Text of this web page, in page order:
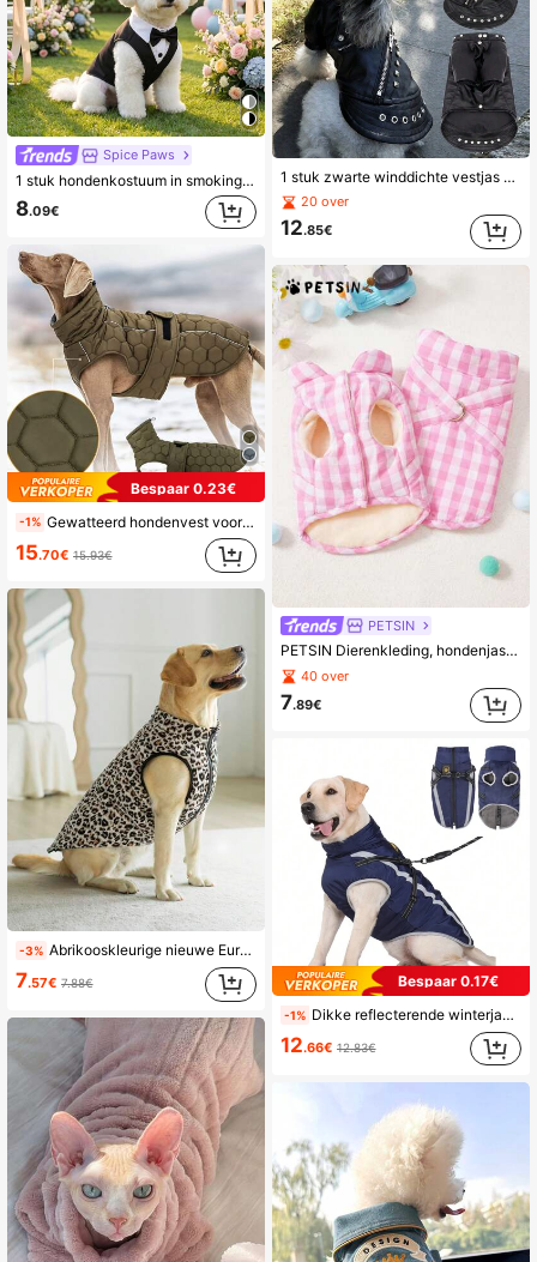
Spice Paws
1 stuk hondenkostuum in smokingstijl, herenmode met mouwen, strikdecoratie, niet-rekbare stof, kies een maat groter, geschikt voor kleine/middelgrote honden en katten, voor bruiloften en tuinfeesten van huisdieren, topkeuze als cadeau voor bruiloften van huisdieren
8.09€
Bespaar 0.23€
-1% Gewatteerd hondenvest voor middelgrote tot grote honden, dikke gewatteerde warme hondenjas voor herfst/winter, reflecterende, verstelbare windjack voor honden
15.70€ 15.93€
-3% Abrikooskleurige nieuwe Europese en Amerikaanse luipaardprint op waterbasis bedrukte stof met rits op de buik Huisdier gewatteerde jas/jack voor honden
7.57€ 7.88€
1 stuk zwarte winddichte vestjas voor kat en hond voor chihuahua teddybeer
20 over
12.85€
PETSIN
PETSIN Dierenkleding, hondenjas, vest, katoenen kleding voor herfst en winter, kleding voor kleine dieren, casual vestaccessoires voor binnenkatten, kattenbenodigdheden, kerstbenodigdheden voor huisdieren en Halloweenkostuums, hondenkostuums, puppybenodigdheden en hondenspullen, katten- en kattenkostuums, Halloweenkostuums.
40 over
7.89€
Bespaar 0.17€
-1% Dikke reflecterende winterjas voor huisdieren, windbestendige en waterafstotende hondenbuitenkleding met tuigje, geschikt voor middelgrote en grote honden, zacht en comfortabel warm koraalfleece aan de binnenkant
12.66€ 12.83€